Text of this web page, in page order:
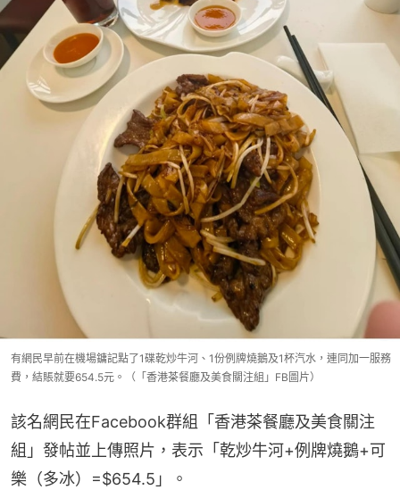
有網民早前在機場鏞記點了1碟乾炒牛河、1份例牌燒鵝及1杯汽水，連同加一服務
費，結賬就要654.5元。（「香港茶餐廳及美食關注組」FB圖片）
該名網民在Facebook群組「香港茶餐廳及美食關注
組」發帖並上傳照片，表示「乾炒牛河+例牌燒鵝+可
樂（多冰）=$654.5」。